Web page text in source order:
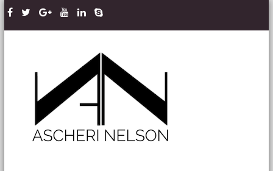
Skip to content